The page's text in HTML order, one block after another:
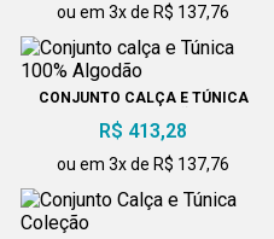
ou em 3x de R$ 137,76
CONJUNTO CALÇA E TÚNICA
100% ALGODÃO
R$ 413,28
ou em 3x de R$ 137,76